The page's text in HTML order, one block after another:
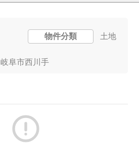
物件分類 土地
岐阜市西川手